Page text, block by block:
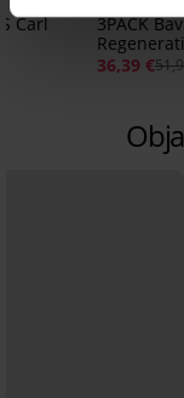
Carl
3PACK
36,39 €